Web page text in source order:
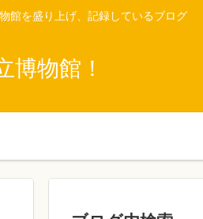
館を盛り上げ、記録しているブログ
物館！